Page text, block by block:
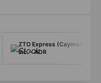
ZTO Express (Cayman)
Inc. - ADR